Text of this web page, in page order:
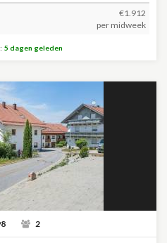
€1.912
per midweek
5 dagen geleden
2